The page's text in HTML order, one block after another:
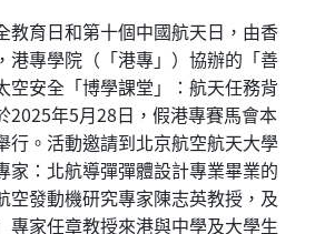
教育日和第十個中國航天日，由香
港專學院（「港專」）協辦的「善
空安全「博學課堂」：航天任務背
2025年5月28日，假港專賽馬會本
行。活動邀請到北京航空航天大學
家：北航導彈彈體設計專業畢業的
空發動機研究專家陳志英教授，及
專家任章教授來港與中學及大學生